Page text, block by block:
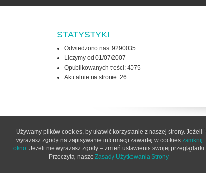
STATYSTYKI
Odwiedzono nas: 9290035
Liczymy od 01/07/2007
Opublikowanych treści: 4075
Aktualnie na stronie: 26
Używamy plików cookies, by ułatwić korzystanie z naszej strony. Jeżeli
wyrażasz zgodę na zapisywanie informacji zawartej w cookies zamknij
okno. Jeżeli nie wyrażasz zgody – zmień ustawienia swojej przeglądarki.
Przeczytaj nasze Zasady Użytkowania Strony.